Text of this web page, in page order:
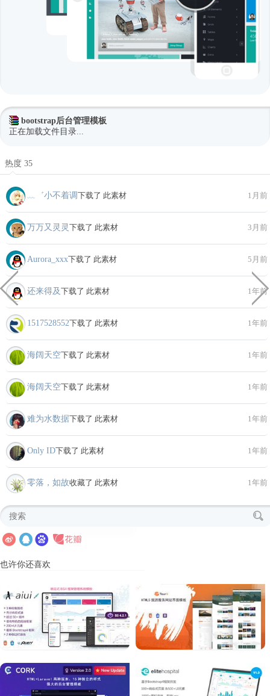
bootstrap后台管理模板
正在加载文件目录...
热度 35
﹏゛小不着调下载了 此素材 1月前
万万又灵灵 下载了 此素材 3月前
Aurora_xxx下载了 此素材 5月前
还来得及下载了 此素材 1年前
1517528552下载了 此素材 1年前
海阔天空下载了 此素材 1年前
海阔天空下载了 此素材 1年前
难为水数据下载了 此素材 1年前
Only ID下载了 此素材 1年前
零落，如故收藏了 此素材 1年前
也许你还喜欢